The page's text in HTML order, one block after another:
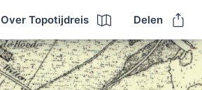
Over Topotijdreis Delen